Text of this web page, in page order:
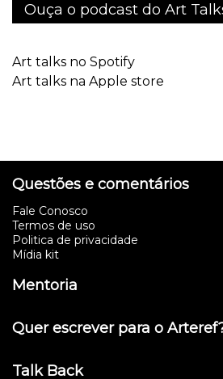
Ouça o podcast do Art
Art talks no Spotify
Art talks na Apple store
Questões e comentários
Fale Conosco
Termos de uso
Politica de privacidade
Mídia kit
Mentoria
Quer escrever para o
Talk Back